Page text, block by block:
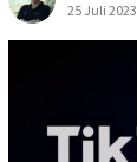
25 Juli 2023